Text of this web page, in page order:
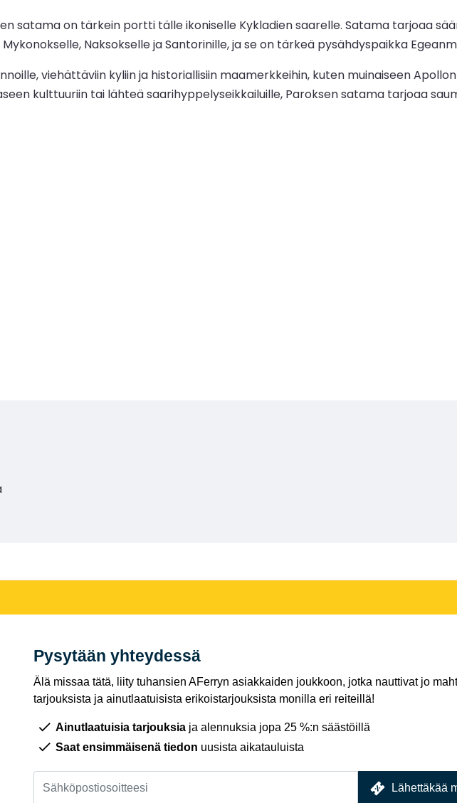
satama on tärkein portti tälle ikoniselle Kykladien saarelle. Satama tarjoaa
Naksokselle ja Santorinille, ja se on tärkeä pysähdyspaikka
viehättäviin kyliin ja historiallisiin maamerkkeihin, kuten muinaiseen
kulttuuriin tai lähteä saarihyppelyseikkailuille, Paroksen satama tarjoaa
Pysytään yhteydessä
Älä missaa tätä, liity tuhansien AFerryn asiakkaiden joukkoon, jotka nauttivat jo
tarjouksista ja ainutlaatuisista erikoistarjouksista monilla eri reiteillä!
Ainutlaatuisia tarjouksia ja alennuksia jopa 25 %:n säästöillä
Saat ensimmäisenä tiedon uusista aikatauluista
Lähettäkää